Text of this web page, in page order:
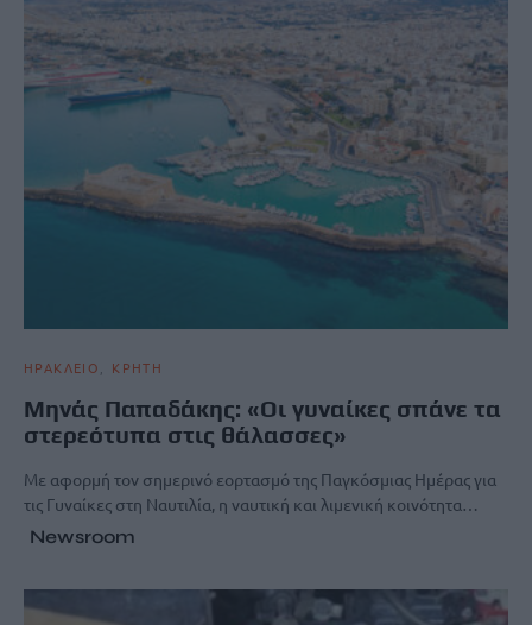
ΗΡΑΚΛΕΙΟ ΚΡΗΤΗ
Μηνάς Παπαδάκης: «Οι γυναίκες σπάνε τα
στερεότυπα στις θάλασσες»
Με αφορμή τον σημερινό εορτασμό της Παγκόσμιας Ημέρας για
τις Γυναίκες στη Ναυτιλία, η ναυτική και λιμενική κοινότητα…
Newsroom